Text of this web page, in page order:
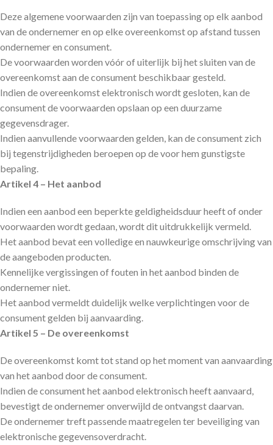
Deze algemene voorwaarden zijn van toepassing op elk aanbod
van de ondernemer en op elke overeenkomst op afstand tussen
ondernemer en consument.
De voorwaarden worden vóór of uiterlijk bij het sluiten van de
overeenkomst aan de consument beschikbaar gesteld.
Indien de overeenkomst elektronisch wordt gesloten, kan de
consument de voorwaarden opslaan op een duurzame
gegevensdrager.
Indien aanvullende voorwaarden gelden, kan de consument zich
bij tegenstrijdigheden beroepen op de voor hem gunstigste
bepaling.
Artikel 4 – Het aanbod
Indien een aanbod een beperkte geldigheidsduur heeft of onder
voorwaarden wordt gedaan, wordt dit uitdrukkelijk vermeld.
Het aanbod bevat een volledige en nauwkeurige omschrijving van
de aangeboden producten.
Kennelijke vergissingen of fouten in het aanbod binden de
ondernemer niet.
Het aanbod vermeldt duidelijk welke verplichtingen voor de
consument gelden bij aanvaarding.
Artikel 5 – De overeenkomst
De overeenkomst komt tot stand op het moment van aanvaarding
van het aanbod door de consument.
Indien de consument het aanbod elektronisch heeft aanvaard,
bevestigt de ondernemer onverwijld de ontvangst daarvan.
De ondernemer treft passende maatregelen ter beveiliging van
elektronische gegevensoverdracht.